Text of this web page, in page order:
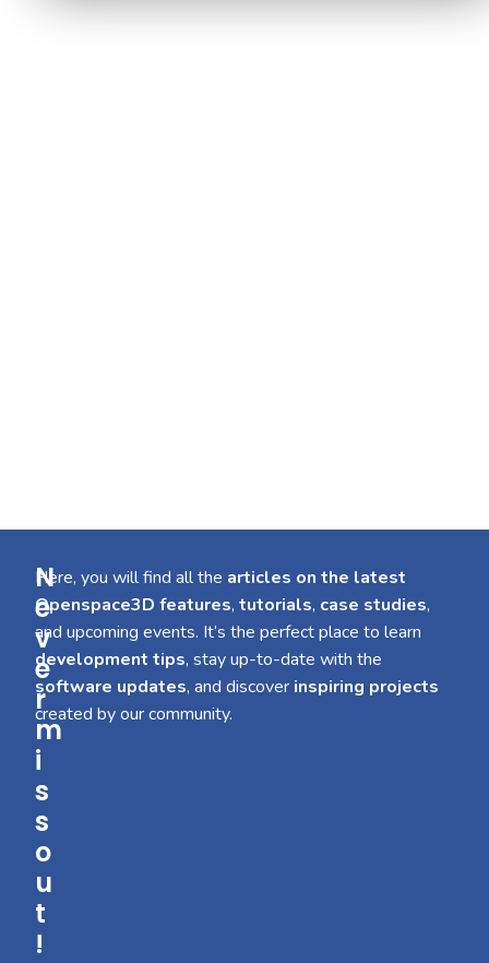
N
e
v
e
r
m
i
s
s
o
u
t
!
Here, you will find all the articles on the latest
Openspace3D features, tutorials, case studies,
and upcoming events. It’s the perfect place to learn
development tips, stay up-to-date with the
software updates, and discover inspiring projects
created by our community.